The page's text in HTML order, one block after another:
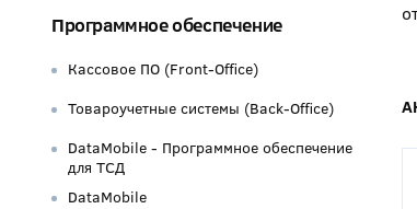
Программное обеспечение
Кассовое ПО (Front-Office)
Товароучетные системы (Back-Office)
DataMobile - Программное обеспечение
для ТСД
DataMobile